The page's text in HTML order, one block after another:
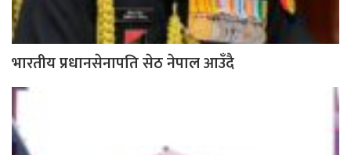
भारतीय प्रधानसेनापति सेठ नेपाल आउँदै